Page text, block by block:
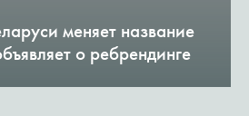
меняет название
о ребрендинге